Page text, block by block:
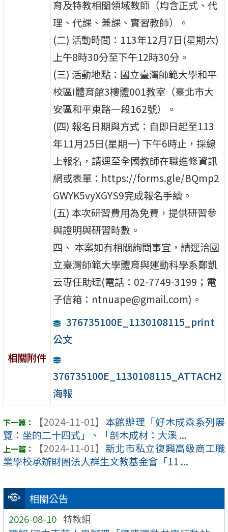
相關公告
2026-08-10 特教組
育及特教相關領域教師（均含正式、代
理、代課、兼課、實習教師）。
(二) 活動時間：113年12月7日(星期六)
上午8時30分至下午12時30分。
(三) 活動地點：國立臺灣師範大學和平
校區I體育館3樓體001教室（臺北市大
安區和平東路一段162號）。
(四) 報名日期與方式：自即日起至113
年11月25日(星期一) 下午6時止，採線
上報名，請逕至全國教師在職進修資訊
網或表單：https://forms.gle/BQmp2
GWYK5vyXGYS9完成報名手續。
(五) 本次研習費用為免費，提供研習參
與證明與研習時數。
四、 本案如有相關詢問事宜，請逕洽國
立臺灣師範大學體育與運動科學系鄭凱
云專任助理(電話：02-7749-3199；電
子信箱：ntnuape@gmail.com)。
相關附件
376735100E_1130108115_print
公文
376735100E_1130108115_ATTACH2
海報
【2024-11-01】 本館辦理「好木成森系列展
覽：坐的二十四式」、「剖木成材：大溪 ...
【2024-11-01】 新北市私立復興高級商工職
業學校承辦財團法人群生文教基金會「11 ...